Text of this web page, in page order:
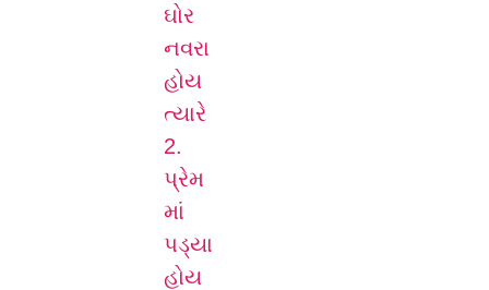
ઘોર
નવરા
હોય
ત્યારે
2.
પ્રેમ
માં
પડ્યા
હોય